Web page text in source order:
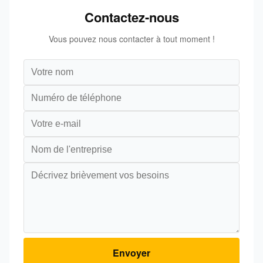
Contactez-nous
Vous pouvez nous contacter à tout moment !
Envoyer